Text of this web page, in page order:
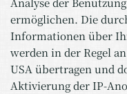
ermöglichen. Die
Informationen über
werden in der Regel
USA übertragen und
Aktivierung der IP-